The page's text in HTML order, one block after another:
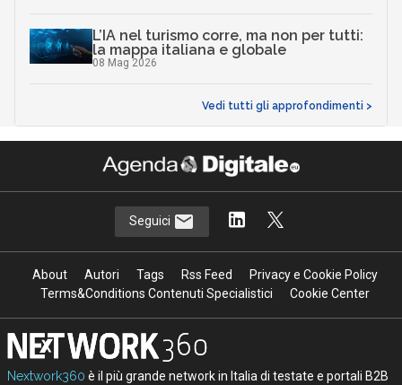
L’IA nel turismo corre, ma non per tutti:
la mappa italiana e globale
08 Mag 2026
Vedi tutti gli approfondimenti >
Seguici
About Autori Tags Rss Feed
Privacy e Cookie Policy
Terms&Conditions Contenuti Specialistici
Cookie Center
Nextwork360 è il più grande network in Italia di testate e portali B2B